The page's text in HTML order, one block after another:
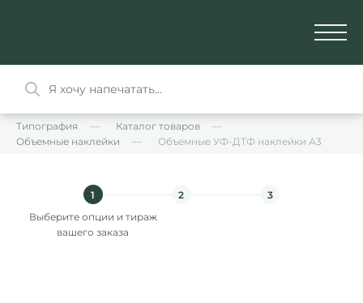
Типография
Каталог товаров
Объемные наклейки
Объемные УФ-ДТФ наклейки А3
1
Выберите опции и тираж
вашего заказа
2 3